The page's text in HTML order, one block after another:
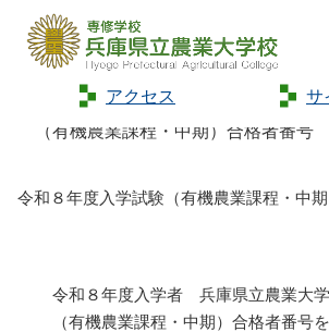
アクセス サ
Home> お知らせ>
令和
（有機農業課程・中期）合格者番号
令和８年度入学試験（有機農業課程・中
令和８年度入学者 兵庫県立農業大
（有機農業課程・中期）合格者番号